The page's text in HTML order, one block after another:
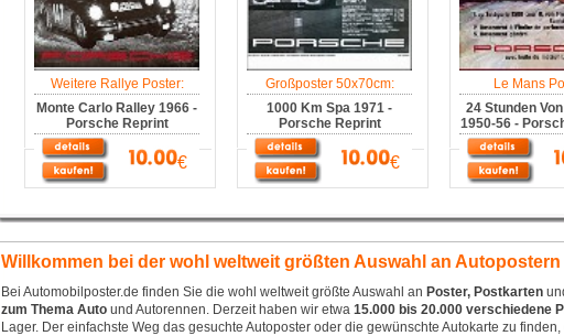
Weitere Rallye Poster:
Monte Carlo Ralley 1966 -
Porsche Reprint
€
Großposter 50x70cm:
1000 Km Spa 1971 -
Porsche Reprint
€
Le Mans
24 Stunden
1950-56 -
Willkommen bei der wohl weltweit größten Auswahl an Autopostern
Bei Automobilposter.de finden Sie die wohl weltweit größte Auswahl an Poster, Postkarten
zum Thema Auto und Autorennen. Derzeit haben wir etwa 15.000 bis 20.000 verschiedene
Lager. Der einfachste Weg das gesuchte Autoposter oder die gewünschte Autokarte zu